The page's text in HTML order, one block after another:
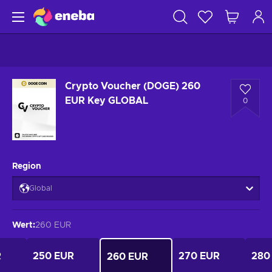
Crypto Voucher (DOGE) 260
EUR Key GLOBAL
0
Region
Global
Wert:260 EUR
250 EUR 260 EUR 270 EUR 280